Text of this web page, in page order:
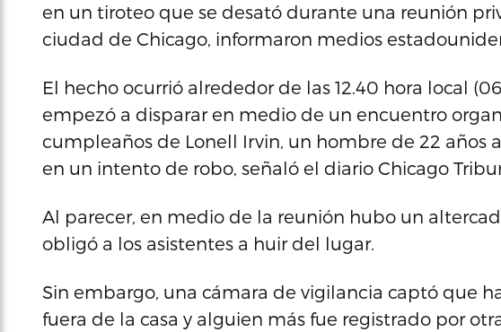
en un tiroteo que se desató durante una reunión
ciudad de Chicago, informaron medios
El hecho ocurrió alrededor de las 12.40 hora local
empezó a disparar en medio de un encuentro
cumpleaños de Lonell Irvin, un hombre de 22 años
en un intento de robo, señaló el diario Chicago
Al parecer, en medio de la reunión hubo un
obligó a los asistentes a huir del lugar.
Sin embargo, una cámara de vigilancia captó que
fuera de la casa y alguien más fue registrado por